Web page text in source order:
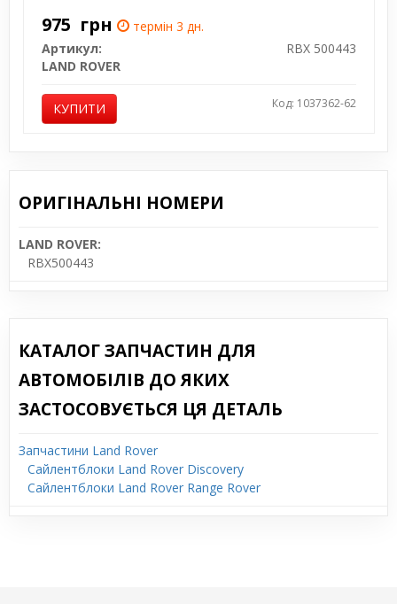
975 грн
термін 3 дн.
Артикул:
RBX 500443
LAND ROVER
КУПИТИ Код: 1037362-62
ОРИГІНАЛЬНІ НОМЕРИ
LAND ROVER:
RBX500443
КАТАЛОГ ЗАПЧАСТИН ДЛЯ
АВТОМОБІЛІВ ДО ЯКИХ
ЗАСТОСОВУЄТЬСЯ ЦЯ ДЕТАЛЬ
Запчастини Land Rover
Сайлентблоки Land Rover Discovery
Сайлентблоки Land Rover Range Rover